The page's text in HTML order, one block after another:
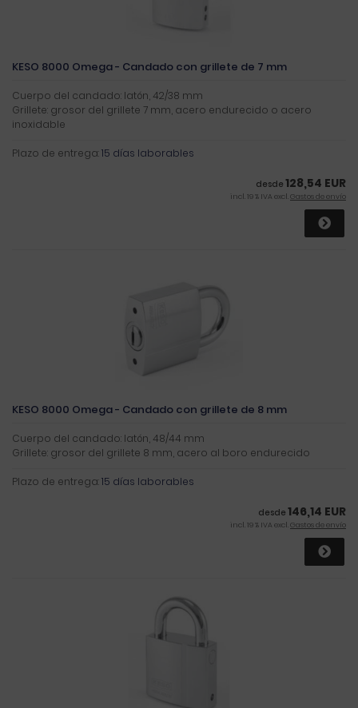
KESO 8000 Omega - Candado con grillete de 7 mm
Cuerpo del candado: latón, 42/38 mm
Grillete: grosor del grillete 7 mm, acero endurecido o acero
inoxidable
Plazo de entrega:15 días laborables
desde 128,54 EUR
incl. 19 % IVA excl.Gastos de envío
KESO 8000 Omega - Candado con grillete de 8 mm
Cuerpo del candado: latón, 48/44 mm
Grillete: grosor del grillete 8 mm, acero al boro endurecido
Plazo de entrega:15 días laborables
desde 146,14 EUR
incl. 19 % IVA excl.Gastos de envío